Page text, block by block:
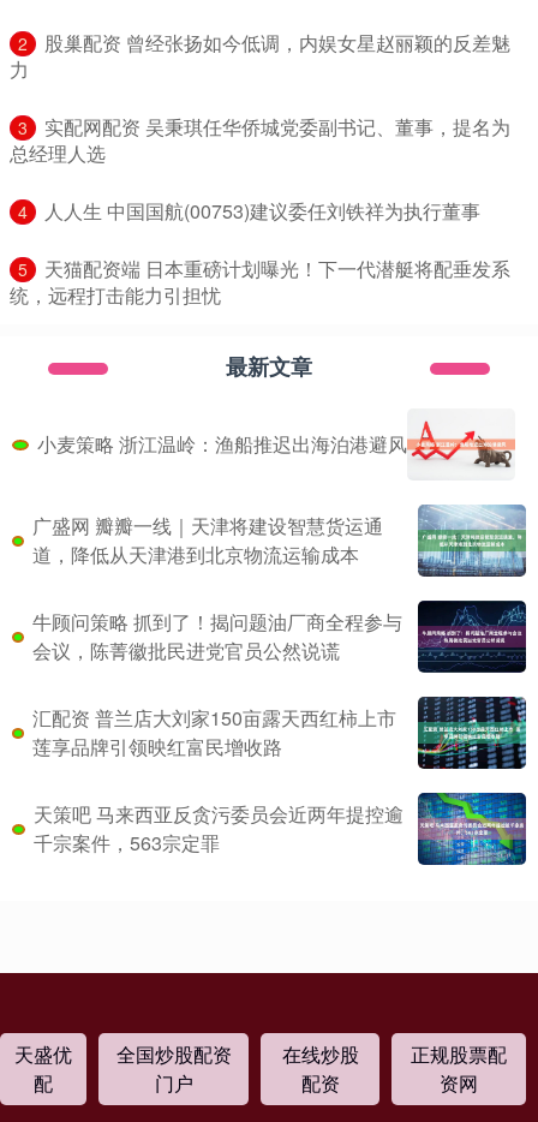
2
​股巢配资 曾经张扬如今低调，内娱女星赵丽颖的反差魅
力
3
​实配网配资 吴秉琪任华侨城党委副书记、董事，提名为
总经理人选
4 ​人人生 中国国航(00753)建议委任刘铁祥为执行董事
5
​天猫配资端 日本重磅计划曝光！下一代潜艇将配垂发系
统，远程打击能力引担忧
最新文章
小麦策略 浙江温岭：渔船推迟出海泊港避风
广盛网 瓣瓣一线｜天津将建设智慧货运通
道，降低从天津港到北京物流运输成本
牛顾问策略 抓到了！揭问题油厂商全程参与
会议，陈菁徽批民进党官员公然说谎
汇配资 普兰店大刘家150亩露天西红柿上市
莲享品牌引领映红富民增收路
天策吧 马来西亚反贪污委员会近两年提控逾
千宗案件，563宗定罪
天盛优
配
全国炒股配资
门户
在线炒股
配资
正规股票配
资网